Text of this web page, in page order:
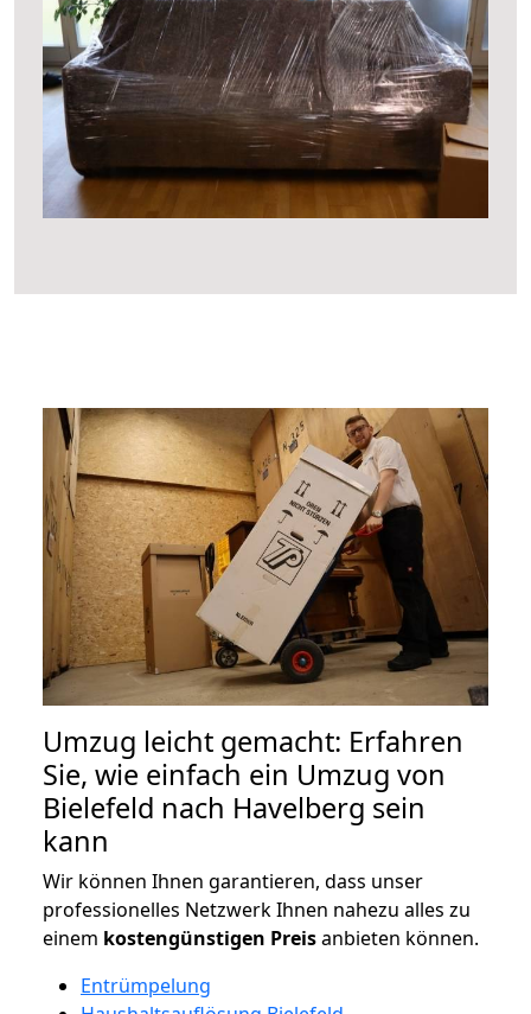
Umzug leicht gemacht: Erfahren
Sie, wie einfach ein Umzug von
Bielefeld nach Havelberg sein
kann
Wir können Ihnen garantieren, dass unser
professionelles Netzwerk Ihnen nahezu alles zu
einem kostengünstigen Preisanbieten können.
Entrümpelung